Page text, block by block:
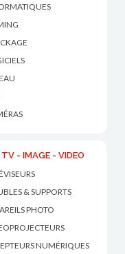
TV - IMAGE - VIDEO
& SUPPORTS
PHOTO
NUMÉRIQUES